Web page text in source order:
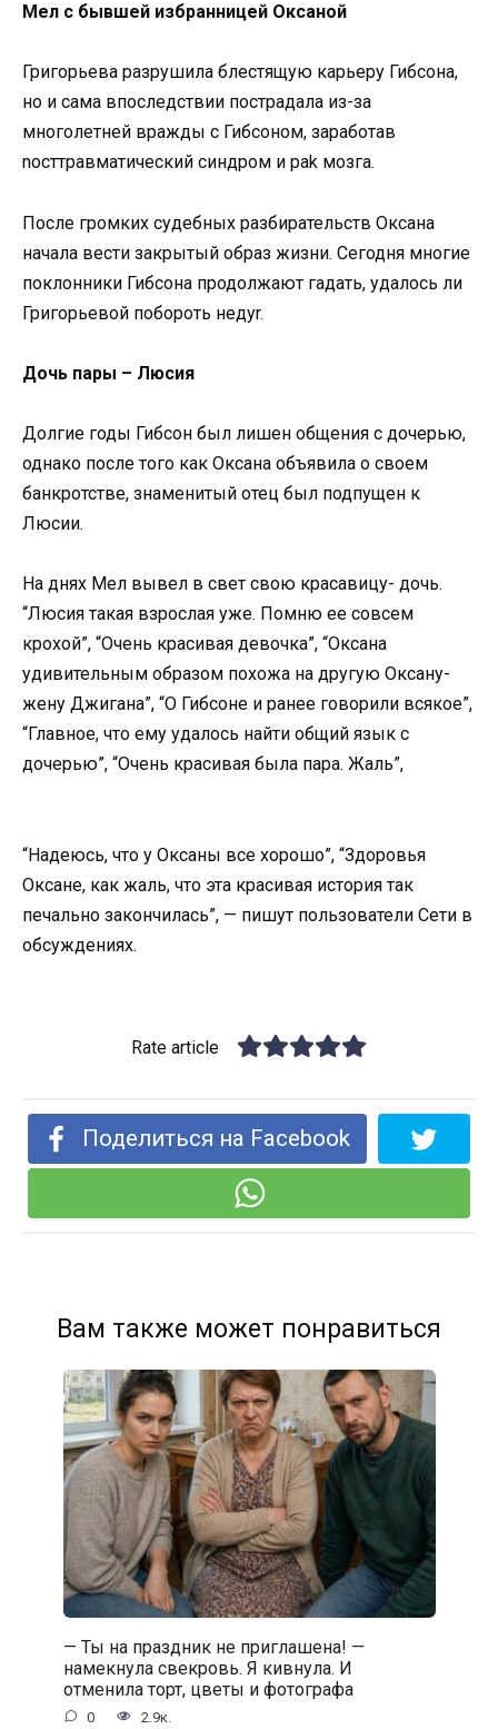
Мел с бывшей избранницей Оксаной
Григорьева разрушила блестящую карьеру Гибсона,
но и сама впоследствии пострадала из-за
многолетней вражды с Гибсоном, заработав
nосттравматический синдpом и раk мозга.
После громких судебных разбирательств Оксана
начала вести закрытый образ жизни. Сегодня многие
поклонники Гибсона продолжают гадать, удалось ли
Григорьевой побороть недуr.
Дочь пары – Люсия
Долгие годы Гибсон был лишен общения с дочерью,
однако после того как Оксана объявила о своем
банкротстве, знаменитый отец был подпущен к
Люсии.
На днях Мел вывел в свет свою красавицу- дочь.
“Люсия такая взрослая уже. Помню ее совсем
крохой”, “Очень красивая девочка”, “Оксана
удивительным образом похожа на другую Оксану-
жену Джигана”, “О Гибсоне и ранее говорили всякое”,
“Главное, что ему удалось найти общий язык с
дочерью”, “Очень красивая была пара. Жаль”,
“Надеюсь, что у Оксаны все хорошо”, “Здоровья
Оксане, как жаль, что эта красивая история так
печально закончилась”, — пишут пользователи Сети в
обсуждениях.
Rate article
Поделиться на Facebook
Вам также может понравиться
— Ты на праздник не приглашена! —
намекнула свекровь. Я кивнула. И
отменила торт, цветы и фотографа
0 2.9к.